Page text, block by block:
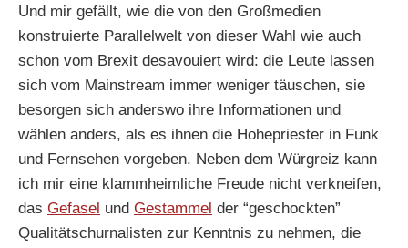
Und mir gefällt, wie die von den Großmedien
konstruierte Parallelwelt von dieser Wahl wie auch
schon vom Brexit desavouiert wird: die Leute lassen
sich vom Mainstream immer weniger täuschen, sie
besorgen sich anderswo ihre Informationen und
wählen anders, als es ihnen die Hohepriester in Funk
und Fernsehen vorgeben. Neben dem Würgreiz kann
ich mir eine klammheimliche Freude nicht verkneifen,
das Gefasel und Gestammel der “geschockten”
Qualitätschurnalisten zur Kenntnis zu nehmen, die